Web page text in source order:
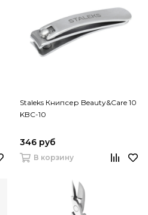
Staleks Книпсер Beauty&Care 10
KBC-10
346 руб
В корзину